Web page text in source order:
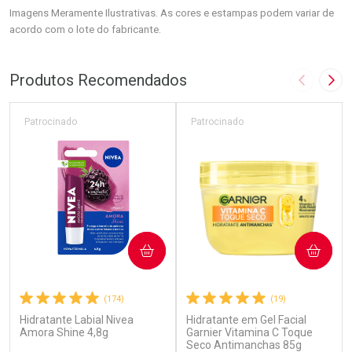
Imagens Meramente Ilustrativas. As cores e estampas podem variar de
acordo com o lote do fabricante.
Produtos Recomendados Imagem
(174)
Hidratante Labial Nivea
Amora Shine 4,8g
Patrocinado
COMPRAR
(19)
Hidratante em Gel Facial
Garnier Vitamina C Toque
Seco Antimanchas 85g
Patrocinado
COMPRAR